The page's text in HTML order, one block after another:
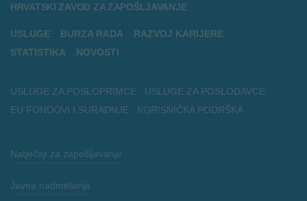
HRVATSKI ZAVOD ZA ZAPOŠLJAVANJE
USLUGE BURZA RADA
RAZVOJ KARIJERE
STATISTIKA
NOVOSTI
USLUGE ZA POSLOPRIMCE
USLUGE ZA POSLODAVCE
EU FONDOVI I SURADNJE
KORISNIČKA PODRŠKA
Natječaji za zapošljavanje
Javna nadmetanja